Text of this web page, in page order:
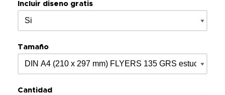
Incluir diseno gratis
Tamaño
Cantidad